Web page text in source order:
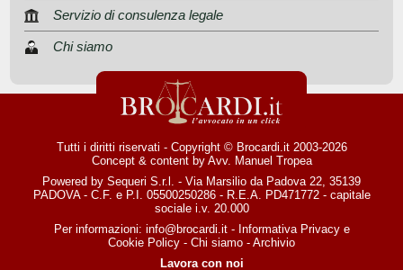
Servizio di consulenza legale
Chi siamo
Tutti i diritti riservati - Copyright © Brocardi.it 2003-2026
Concept & content by Avv. Manuel Tropea
Powered by Sequeri S.r.l. - Via Marsilio da Padova 22, 35139
PADOVA - C.F. e P.I. 05500250286 - R.E.A. PD471772 - capitale
sociale i.v. 20.000
Per informazioni: info@brocardi.it- Informativa Privacye
Cookie Policy - Chi siamo - Archivio
Lavora con noi